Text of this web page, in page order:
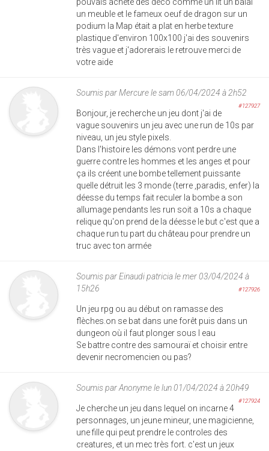
un meuble et le fameux oeuf de dragon sur un
podium la Map était a plat en herbe texture
plastique d'environ 100x100 j'ai des souvenirs
très vague et j'adorerais le retrouve merci de
votre aide
Soumis parMercurele sam 06/04/2024 à 2h52
#127927
Bonjour, je recherche un jeu dont j'ai de
vague souvenirs un jeu avec une run de 10s par
niveau, un jeu style pixels.
Dans l'histoire les démons vont perdre une
guerre contre les hommes et les anges et pour
ça ils créent une bombe tellement puissante
quelle détruit les 3 monde (terre ,paradis, enfer) la
déesse du temps fait reculer la bombe a son
allumage pendants les run soit a 10s a chaque
relique qu'on prend de la déesse le but c'est que a
chaque run tu part du château pour prendre un
truc avec ton armée
Soumis parEinaudi patriciale mer 03/04/2024 à
15h26
#127926
Un jeu rpg ou au début on ramasse des
flèches.on se bat dans une forêt puis dans un
dungeon où il faut plonger sous l eau
Se battre contre des samouraï et choisir entre
devenir necromencien ou pas?
Soumis parAnonymele lun 01/04/2024 à 20h49
#127924
Je cherche un jeu dans lequel on incarne 4
personnages, un jeune mineur, une magicienne,
une fille qui peut prendre le controles des
creatures, et un mec très fort. c'est un jeux